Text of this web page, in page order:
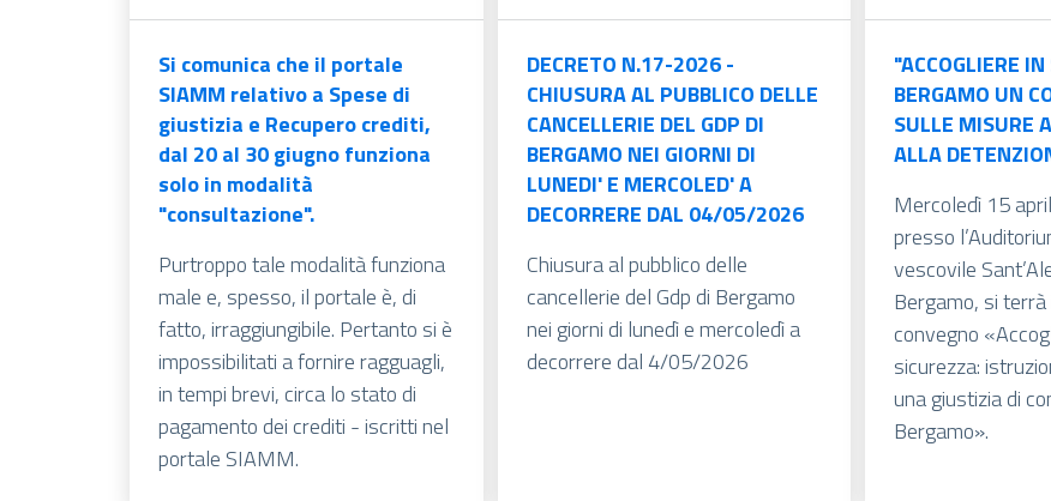
Si comunica che il portale
SIAMM relativo a Spese di
giustizia e Recupero crediti,
dal 20 al 30 giugno funziona
solo in modalità
"consultazione".
Purtroppo tale modalità funziona
male e, spesso, il portale è, di
fatto, irraggiungibile. Pertanto si è
impossibilitati a fornire ragguagli,
in tempi brevi, circa lo stato di
pagamento dei crediti - iscritti nel
portale SIAMM.
DECRETO N.17-2026 -
CHIUSURA AL PUBBLICO DELLE
CANCELLERIE DEL GDP DI
BERGAMO NEI GIORNI DI
LUNEDI' E MERCOLED' A
DECORRERE DAL 04/05/2026
Chiusura al pubblico delle
cancellerie del Gdp di Bergamo
nei giorni di lunedì e mercoledì a
decorrere dal 4/05/2026
"ACCOGLIERE
BERGAMO UN
SULLE MISURE
ALLA
Mercoledì 15
presso
vescovile
Bergamo, si terrà
convegno
sicurezza:
una giustizia di
Bergamo».